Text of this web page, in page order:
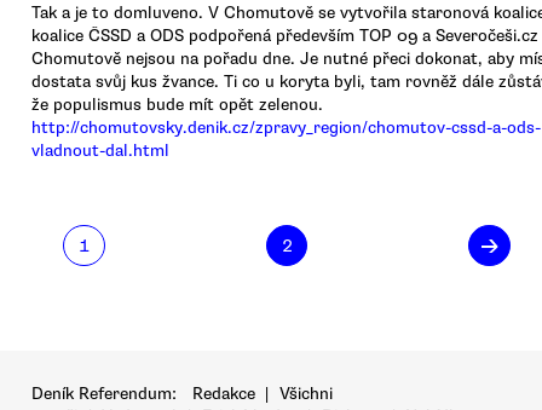
Tak a je to domluveno. V Chomutově se vytvořila staronová
koalice ČSSD a ODS podpořená především TOP 09 a
Chomutově nejsou na pořadu dne. Je nutné přeci dokonat, aby
dostata svůj kus žvance. Ti co u koryta byli, tam rovněž dále
že populismus bude mít opět zelenou.
http://chomutovsky.denik.cz/zpravy_region/chomutov-cssd-a-
vladnout-dal.html
1 2 →
Deník Referendum: Redakce | Všichni